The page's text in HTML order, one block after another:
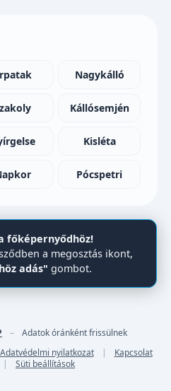
Nagykálló
Kállósemjén
Kisléta
Pócspetri
főképernyődhöz!
a megosztás ikont,
adás" gombot.
–
Adatok óránként frissülnek
Adatvédelmi nyilatkozat |
Kapcsolat
| Süti beállítások